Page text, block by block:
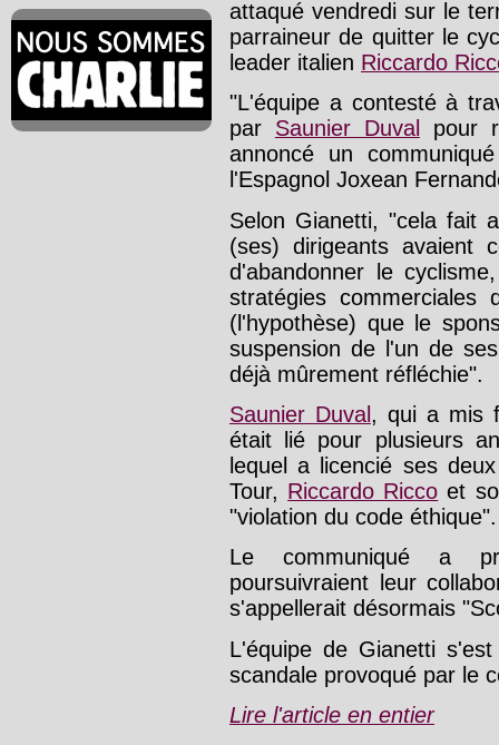
attaqué vendredi sur le
parraineur de quitter le
leader italien Riccardo
"L'équipe a contesté à
par Saunier Duval
pour
annoncé un
l'Espagnol Joxean
Selon Gianetti, "cela fait
(ses) dirigeants avaient
d'abandonner le
stratégies
(l'hypothèse) que le
suspension de l'un de
déjà mûrement réfléchie".
Saunier Duval , qui a mis
était lié pour plusieurs
lequel a licencié ses
Tour, Riccardo Ricco et
"violation du code éthique".
Le communiqué a
poursuivraient leur
s'appellerait désormais
L'équipe de Gianetti
scandale provoqué par le
Lire l'article en entier